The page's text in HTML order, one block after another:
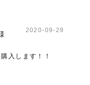
2020-09-29
購入します！！